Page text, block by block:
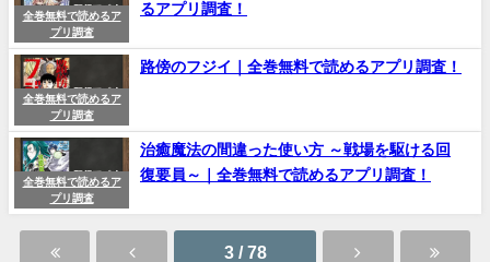
全巻無料で読めるア
プリ調査
るアプリ調査！
全巻無料で読めるア
プリ調査
路傍のフジイ｜全巻無料で読めるアプリ調査！
全巻無料で読めるア
プリ調査
治癒魔法の間違った使い方 ～戦場を駆ける回
復要員～｜全巻無料で読めるアプリ調査！
3 / 78